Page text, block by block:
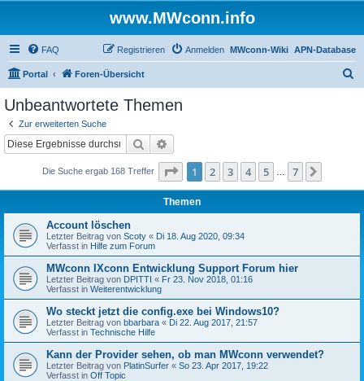
www.MWconn.info
FAQ APN-Database
MWconn-Wiki
Anmelden
Registrieren
Portal Foren-Übersicht
Unbeantwortete Themen
Zur erweiterten Suche
Suche
Die Suche ergab 168 Treffer Seite 1von
1 2 3 4 5 7
Themen
Account löschen
Letzter Beitrag von Scoty « Di 18. Aug 2020, 09:34
Verfasst in Hilfe zum Forum
MWconn IXconn Entwicklung Support Forum hier
Letzter Beitrag von DPITTI « Fr 23. Nov 2018, 01:16
Verfasst in Weiterentwicklung
Wo steckt jetzt die config.exe bei Windows10?
Letzter Beitrag von bbarbara « Di 22. Aug 2017, 21:57
Verfasst in Technische Hilfe
Kann der Provider sehen, ob man MWconn verwendet?
Letzter Beitrag von PlatinSurfer « So 23. Apr 2017, 19:22
Verfasst in Off Topic